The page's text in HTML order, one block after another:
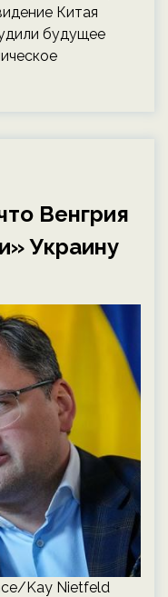
Китая
будущее
Венгрия
Украину
Kay Nietfeld